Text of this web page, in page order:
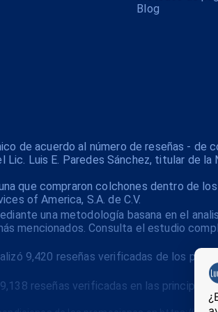
Blog
de acuerdo al número de reseñas - de
Luis E. Paredes Sánchez, titular de la
que compraron colchones dentro de
of America, S.A. de C.V.
una metodología basana en el
mencionados. Consulta el estudio
9,420 reseñas verificadas de los
reseñas verificadas en las